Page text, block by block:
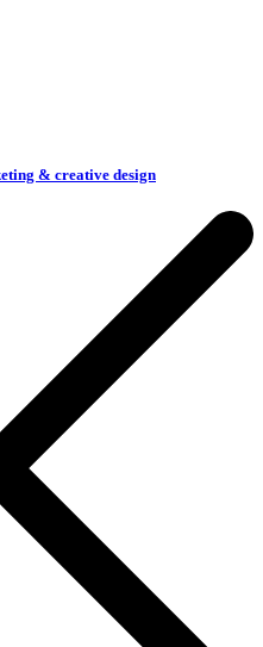
& creative design